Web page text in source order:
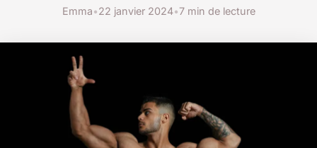
Emma•22 janvier 2024•7 min de lecture